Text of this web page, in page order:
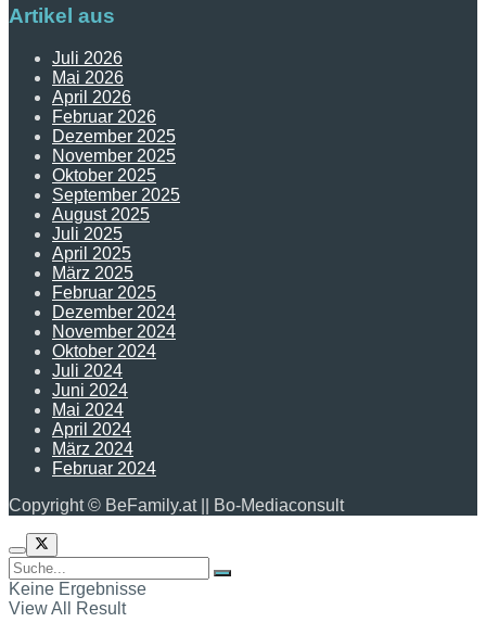
Artikel aus
Juli 2026
Mai 2026
April 2026
Februar 2026
Dezember 2025
November 2025
Oktober 2025
September 2025
August 2025
Juli 2025
April 2025
März 2025
Februar 2025
Dezember 2024
November 2024
Oktober 2024
Juli 2024
Juni 2024
Mai 2024
April 2024
März 2024
Februar 2024
Copyright © BeFamily.at || Bo-Mediaconsult
Keine Ergebnisse
View All Result